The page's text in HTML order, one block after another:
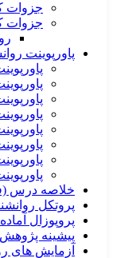
جزوات
جزوات
پاورپوینت
خلاصه درس
پروتکل
پروپوزال آماده
پیشینه
آزمایش های